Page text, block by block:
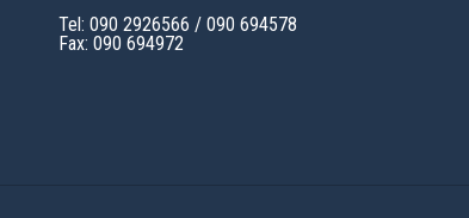
Tel: 090 2926566 / 090 694578
Fax: 090 694972